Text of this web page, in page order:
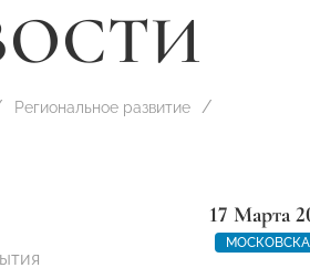
Региональное развитие
17 Марта